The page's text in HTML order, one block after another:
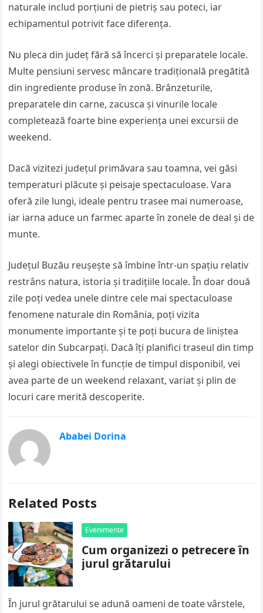
naturale includ porțiuni de pietriș sau poteci, iar
echipamentul potrivit face diferența.
Nu pleca din județ fără să încerci și preparatele locale.
Multe pensiuni servesc mâncare tradițională pregătită
din ingrediente produse în zonă. Brânzeturile,
preparatele din carne, zacusca și vinurile locale
completează foarte bine experiența unei excursii de
weekend.
Dacă vizitezi județul primăvara sau toamna, vei găsi
temperaturi plăcute și peisaje spectaculoase. Vara
oferă zile lungi, ideale pentru trasee mai numeroase,
iar iarna aduce un farmec aparte în zonele de deal și de
munte.
Județul Buzău reușește să îmbine într-un spațiu relativ
restrâns natura, istoria și tradițiile locale. În doar două
zile poți vedea unele dintre cele mai spectaculoase
fenomene naturale din România, poți vizita
monumente importante și te poți bucura de liniștea
satelor din Subcarpați. Dacă îți planifici traseul din timp
și alegi obiectivele în funcție de timpul disponibil, vei
avea parte de un weekend relaxant, variat și plin de
locuri care merită descoperite.
Ababei Dorina
Related Posts
Evenimente
Cum organizezi o petrecere în
jurul grătarului
În jurul grătarului se adună oameni de toate vârstele,